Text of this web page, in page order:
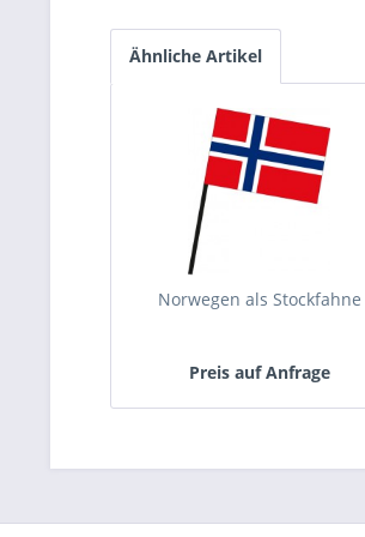
Ähnliche Artikel
Norwegen als Stockfahne
Preis auf Anfrage